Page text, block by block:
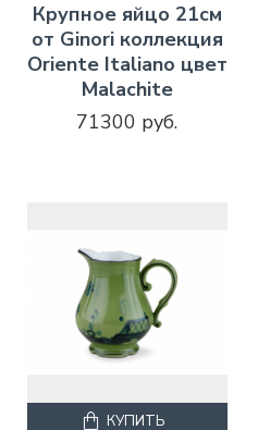
Крупное яйцо 21см
от Ginori коллекция
Oriente Italiano цвет
Malachite
71300 руб.
КУПИТЬ